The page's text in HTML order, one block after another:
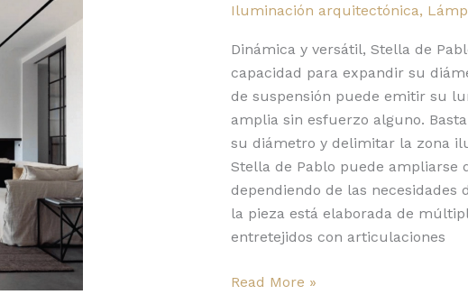
Iluminación arquitectónica,
Dinámica y versátil, Stella de
capacidad para expandir su
de suspensión puede emitir su
amplia sin esfuerzo alguno.
su diámetro y delimitar la zona
Stella de Pablo puede ampliarse
dependiendo de las necesidades
la pieza está elaborada de
entretejidos con articulaciones
en
expansión
Read More »